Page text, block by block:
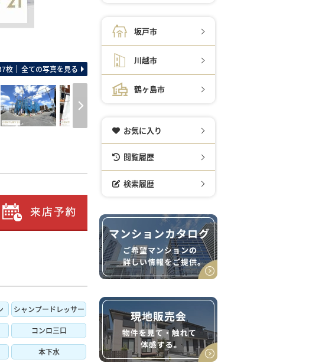
枚 全ての写真を見る
シャンプードレッサー
コンロ三口
本下水
坂戸市
川越市
鶴ヶ島市
お気に入り
閲覧履歴
検索履歴